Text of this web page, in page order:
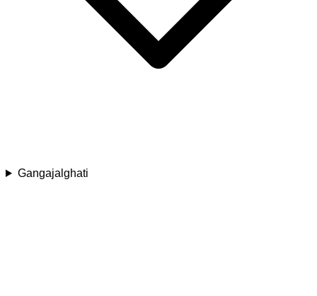
Gangajalghati